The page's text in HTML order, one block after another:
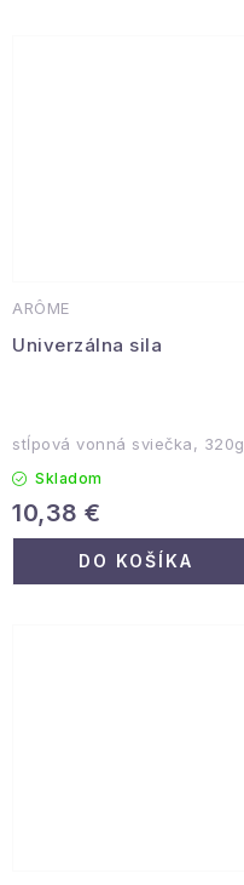
ARÔME
Univerzálna sila
stĺpová vonná sviečka, 320g
Skladom
10,38 €
DO KOŠÍKA